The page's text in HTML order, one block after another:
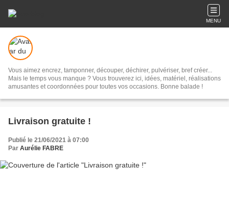
MENU
Vous aimez encrez, tamponner, découper, déchirer, pulvériser, bref créer...
Mais le temps vous manque ? Vous trouverez ici, idées, matériel, réalisations
amusantes et coordonnées pour toutes vos occasions. Bonne balade !
Livraison gratuite !
Publié le 21/06/2021 à 07:00
Par Aurélie FABRE